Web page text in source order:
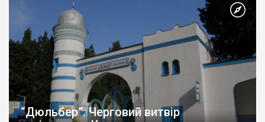
“Дюльбер”. Черговий витвір